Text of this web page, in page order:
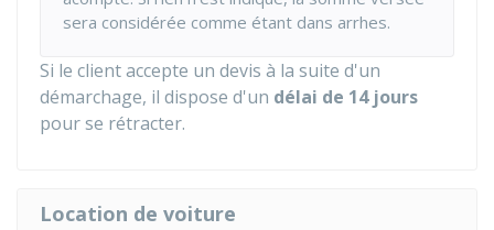
sera considérée comme étant dans arrhes.
Si le client accepte un devis à la suite d'un
démarchage, il dispose d'un délai de 14 jours
pour se rétracter.
Location de voiture